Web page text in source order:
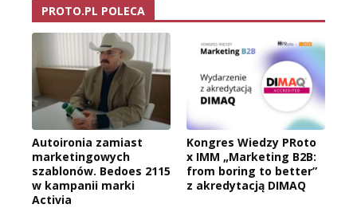
PROTO.PL POLECA
Autoironia zamiast
marketingowych
szablonów. Bedoes 2115
w kampanii marki
Activia
Kongres Wiedzy PRoto
x IMM „Marketing B2B:
from boring to better”
z akredytacją DIMAQ